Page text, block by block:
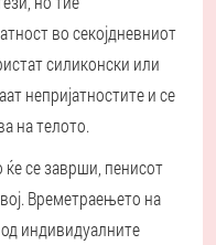
во секојдневниот
силиконски или
непријатностите и се
на телото.
ќе се заврши, пенисот
Времетраењето на
индивидуалните